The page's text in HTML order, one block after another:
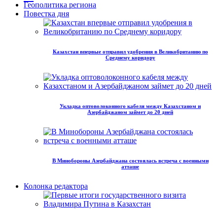
Геополитика региона
Повестка дня
Казахстан впервые отправил удобрения в Великобританию по
Среднему коридору
Укладка оптоволоконного кабеля между Казахстаном и
Азербайджаном займет до 20 дней
В Минобороны Азербайджана состоялась встреча с военными
атташе
Колонка редактора